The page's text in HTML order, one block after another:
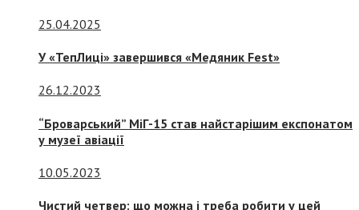
25.04.2025
У «ТепЛиці» завершився «Медяник Fest»
26.12.2023
“Броварський” МіГ-15 став найстарішим експонатом
у музеї авіації
10.05.2023
Чистий четвер: що можна і треба робити у цей